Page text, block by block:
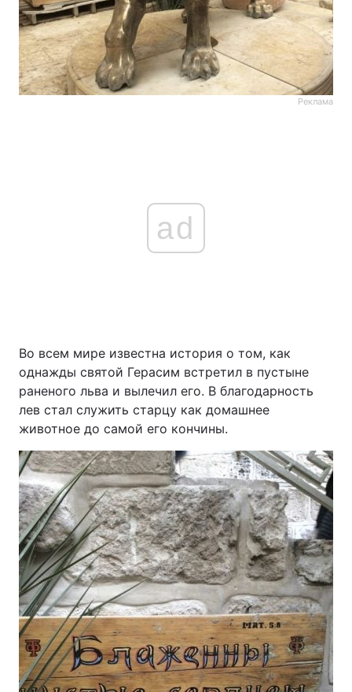
Реклама
ad
Во всем мире известна история о том, как
однажды святой Герасим встретил в пустыне
раненого льва и вылечил его. В благодарность
лев стал служить старцу как домашнее
животное до самой его кончины.